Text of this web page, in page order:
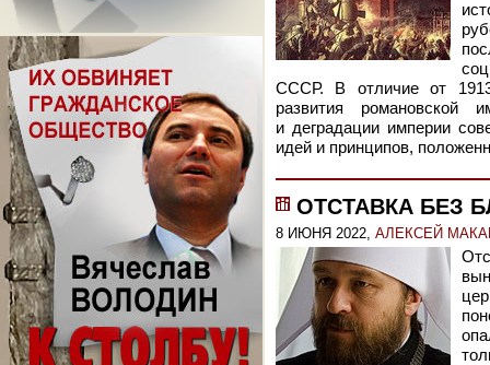
СССР. В отличие от
развития
и деградации империи
идей и принципов,
ОТСТАВКА БЕЗ
8 ИЮНЯ 2022, АЛЕКСЕЙ